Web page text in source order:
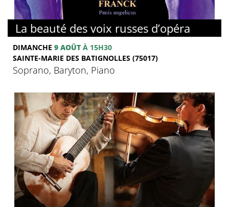
La beauté des voix russes d’opéra
DIMANCHE 9 AOÛT À 15H30
SAINTE-MARIE DES BATIGNOLLES (75017)
Soprano, Baryton, Piano